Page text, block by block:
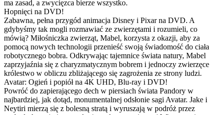
ma zasad, a zwycięzca bierze wszystko.
Hopnięci na DVD!
Zabawna, pełna przygód animacja Disney i Pixar na DVD. A
gdybyśmy tak mogli rozmawiać ze zwierzętami i rozumieli, co
mówią? Miłośniczka zwierząt, Mabel, korzysta z okazji, aby za
pomocą nowych technologii przenieść swoją świadomość do ciała
robotycznego bobra. Odkrywając tajemnice świata natury, Mabel
zaprzyjaźnia się z charyzmatycznym bobrem i jednoczy zwierzęce
królestwo w obliczu zbliżającego się zagrożenia ze strony ludzi.
Avatar: Ogień i popiół na 4K UHD, Blu-ray i DVD!
Powróć do zapierającego dech w piersiach świata Pandory w
najbardziej, jak dotąd, monumentalnej odsłonie sagi Avatar. Jake i
Neytiri mierzą się z bolesną stratą i wyruszają w podróż przez